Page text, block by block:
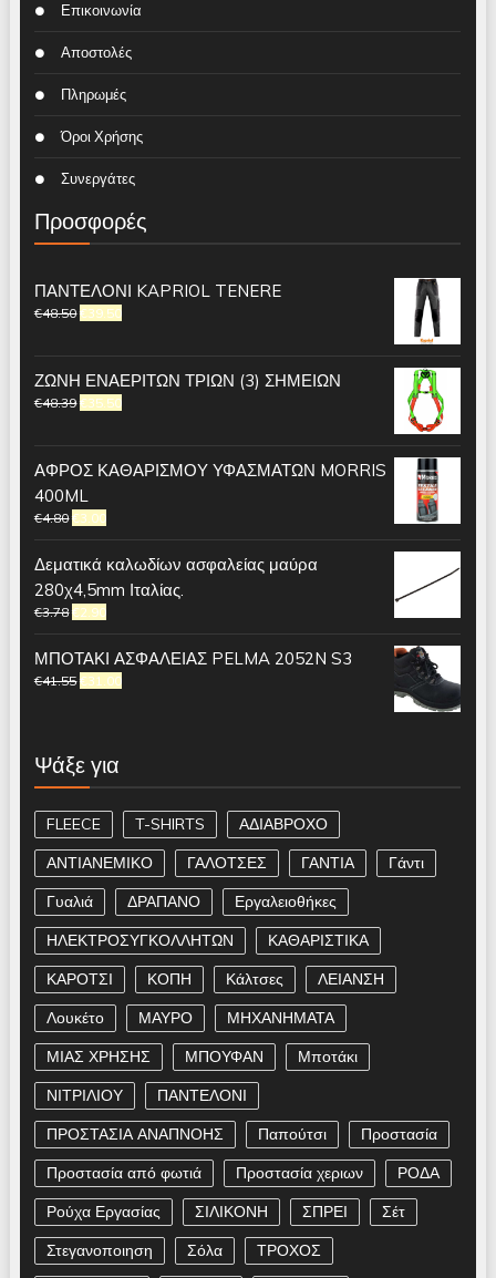
Επικοινωνία
Αποστολές
Πληρωμές
Όροι Χρήσης
Συνεργάτες
Προσφορές
ΠΑΝΤΕΛΟΝΙ KAPRIOL TENERE
€48.50 €39.50
ΖΩΝΗ ΕΝΑΕΡΙΤΩΝ ΤΡΙΩΝ (3) ΣΗΜΕΙΩΝ
€48.39 €35.50
ΑΦΡΟΣ ΚΑΘΑΡΙΣΜΟΥ ΥΦΑΣΜΑΤΩΝ MORRIS
400ML
€4.80 €3.00
Δεματικά καλωδίων ασφαλείας μαύρα
280χ4,5mm Ιταλίας.
€3.78 €2.90
ΜΠΟΤΑΚΙ ΑΣΦΑΛΕΙΑΣ PELMA 2052N S3
€41.55 €31.00
Ψάξε για
FLEECE T-SHIRTS
ΑΔΙΑΒΡΟΧΟ
ΑΝΤΙΑΝΕΜΙΚΟ
ΓΑΛΟΤΣΕΣ ΓΑΝΤΙΑ
Γάντι
Γυαλιά
ΔΡΑΠΑΝΟ
Εργαλειοθήκες
ΗΛΕΚΤΡΟΣΥΓΚΟΛΛΗΤΩΝ
ΚΑΘΑΡΙΣΤΙΚΑ
ΚΑΡΟΤΣΙ
ΚΟΠΗ Κάλτσες
ΛΕΙΑΝΣΗ
Λουκέτο
ΜΑΥΡΟ
ΜΗΧΑΝΗΜΑΤΑ
ΜΙΑΣ ΧΡΗΣΗΣ
ΜΠΟΥΦΑΝ
Μποτάκι
ΝΙΤΡΙΛΙΟΥ
ΠΑΝΤΕΛΟΝΙ
ΠΡΟΣΤΑΣΙΑ ΑΝΑΠΝΟΗΣ
Παπούτσι
Προστασία
Προστασία από φωτιά
Προστασία χεριων
ΡΟΔΑ
Ρούχα Εργασίας
ΣΙΛΙΚΟΝΗ ΣΠΡΕΙ
Σέτ
Στεγανοποιηση
Σόλα
ΤΡΟΧΟΣ